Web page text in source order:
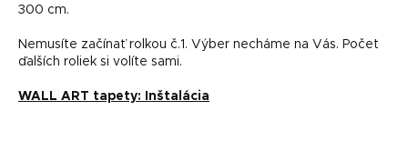
300 cm.
Nemusíte začínať rolkou č.1. Výber necháme na Vás. Počet
ďalších roliek si volíte sami.
WALL ART tapety: Inštalácia